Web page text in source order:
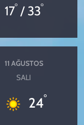
17°/ 33°
11 AĞUSTOS
SALI
24°